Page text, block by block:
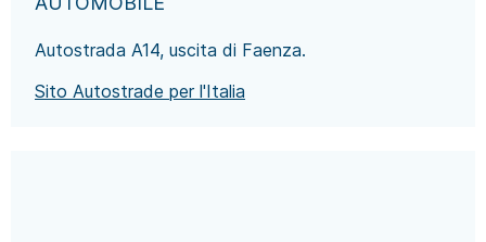
Autostrada A14, uscita di Faenza.
Sito Autostrade per l'Italia